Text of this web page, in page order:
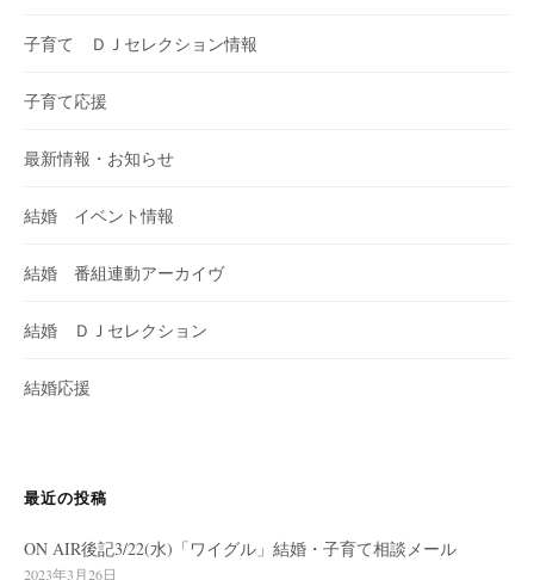
子育て ＤＪセレクション情報
子育て応援
最新情報・お知らせ
結婚 イベント情報
結婚 番組連動アーカイヴ
結婚 ＤＪセレクション
結婚応援
最近の投稿
ON AIR後記3/22(水)「ワイグル」結婚・子育て相談メール
2023年3月26日